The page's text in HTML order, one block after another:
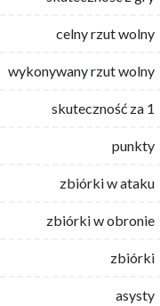
celny rzut wolny
wykonywany rzut wolny
skuteczność za 1
punkty
zbiórki w ataku
zbiórki w obronie
zbiórki
asysty
celny rzut wolny
wykonywany rzut wolny
skuteczność za 1
punkty
zbiórki w ataku
zbiórki w obronie
zbiórki
asysty